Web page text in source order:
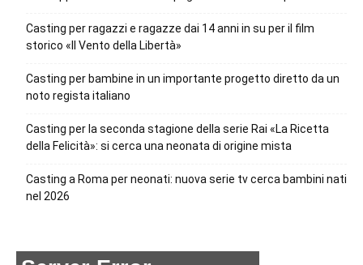
Casting per ragazzi e ragazze dai 14 anni in su per il film
storico «Il Vento della Libertà»
Casting per bambine in un importante progetto diretto da un
noto regista italiano
Casting per la seconda stagione della serie Rai «La Ricetta
della Felicità»: si cerca una neonata di origine mista
Casting a Roma per neonati: nuova serie tv cerca bambini nati
nel 2026